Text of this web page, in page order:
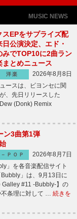
MUSIC NEWS
スEPをサプライズ配
公演決定、エド・
みでTOP10に2曲ラン
まとめニュース
洋楽
2026年8月8日
ースは、ビヨンセに関
、先日リリースした
(Donk) Remix
ン3曲第1弾
－ＰＯＰ
2026年8月7日
」を各音楽配信サイト
」は、9月13日に
#11 -Bubbly-】の
不条理に対して … 続きを